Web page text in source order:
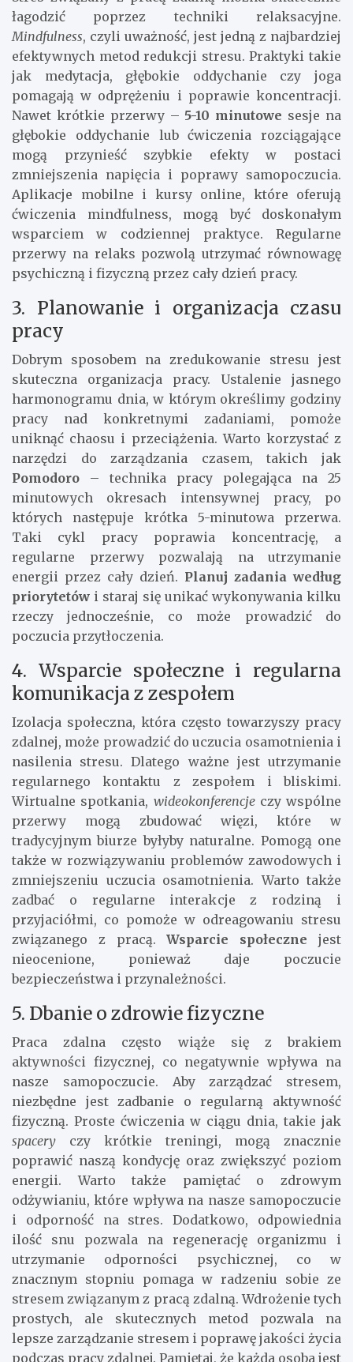
łagodzić poprzez techniki relaksacyjne.
Mindfulness, czyli uważność, jest jedną z najbardziej
efektywnych metod redukcji stresu. Praktyki takie
jak medytacja, głębokie oddychanie czy joga
pomagają w odprężeniu i poprawie koncentracji.
Nawet krótkie przerwy – 5-10 minutowe sesje na
głębokie oddychanie lub ćwiczenia rozciągające
mogą przynieść szybkie efekty w postaci
zmniejszenia napięcia i poprawy samopoczucia.
Aplikacje mobilne i kursy online, które oferują
ćwiczenia mindfulness, mogą być doskonałym
wsparciem w codziennej praktyce. Regularne
przerwy na relaks pozwolą utrzymać równowagę
psychiczną i fizyczną przez cały dzień pracy.
3. Planowanie i organizacja czasu
pracy
Dobrym sposobem na zredukowanie stresu jest
skuteczna organizacja pracy. Ustalenie jasnego
harmonogramu dnia, w którym określimy godziny
pracy nad konkretnymi zadaniami, pomoże
uniknąć chaosu i przeciążenia. Warto korzystać z
narzędzi do zarządzania czasem, takich jak
Pomodoro – technika pracy polegająca na 25
minutowych okresach intensywnej pracy, po
których następuje krótka 5-minutowa przerwa.
Taki cykl pracy poprawia koncentrację, a
regularne przerwy pozwalają na utrzymanie
energii przez cały dzień. Planuj zadania według
priorytetów i staraj się unikać wykonywania kilku
rzeczy jednocześnie, co może prowadzić do
poczucia przytłoczenia.
4. Wsparcie społeczne i regularna
komunikacja z zespołem
Izolacja społeczna, która często towarzyszy pracy
zdalnej, może prowadzić do uczucia osamotnienia i
nasilenia stresu. Dlatego ważne jest utrzymanie
regularnego kontaktu z zespołem i bliskimi.
Wirtualne spotkania, wideokonferencjeczy wspólne
przerwy mogą zbudować więzi, które w
tradycyjnym biurze byłyby naturalne. Pomogą one
także w rozwiązywaniu problemów zawodowych i
zmniejszeniu uczucia osamotnienia. Warto także
zadbać o regularne interakcje z rodziną i
przyjaciółmi, co pomoże w odreagowaniu stresu
związanego z pracą.Wsparcie społeczne jest
nieocenione, ponieważ daje poczucie
bezpieczeństwa i przynależności.
5. Dbanie o zdrowie fizyczne
Praca zdalna często wiąże się z brakiem
aktywności fizycznej, co negatywnie wpływa na
nasze samopoczucie. Aby zarządzać stresem,
niezbędne jest zadbanie o regularną aktywność
fizyczną. Proste ćwiczenia w ciągu dnia, takie jak
spacery czy krótkie treningi, mogą znacznie
poprawić naszą kondycję oraz zwiększyć poziom
energii. Warto także pamiętać o zdrowym
odżywianiu, które wpływa na nasze samopoczucie
i odporność na stres. Dodatkowo, odpowiednia
ilość snu pozwala na regenerację organizmu i
utrzymanie odporności psychicznej, co w
znacznym stopniu pomaga w radzeniu sobie ze
stresem związanym z pracą zdalną. Wdrożenie tych
prostych, ale skutecznych metod pozwala na
lepsze zarządzanie stresem i poprawę jakości życia
podczas pracy zdalnej. Pamiętaj, że każda osoba jest